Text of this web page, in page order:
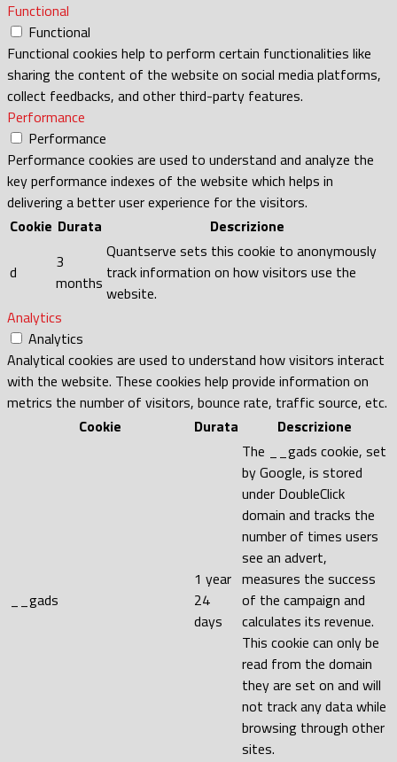
Functional
Functional
Functional cookies help to perform certain functionalities like
sharing the content of the website on social media platforms,
collect feedbacks, and other third-party features.
Performance
Performance
Performance cookies are used to understand and analyze the
key performance indexes of the website which helps in
delivering a better user experience for the visitors.
Cookie Durata Descrizione
d
3
months
Quantserve sets this cookie to anonymously
track information on how visitors use the
website.
Analytics
Analytics
Analytical cookies are used to understand how visitors interact
with the website. These cookies help provide information on
metrics the number of visitors, bounce rate, traffic source, etc.
Cookie
Durata Descrizione
__gads
1 year
24
days
The __gads cookie, set
by Google, is stored
under DoubleClick
domain and tracks the
number of times users
see an advert,
measures the success
of the campaign and
calculates its revenue.
This cookie can only be
read from the domain
they are set on and will
not track any data while
browsing through other
sites.